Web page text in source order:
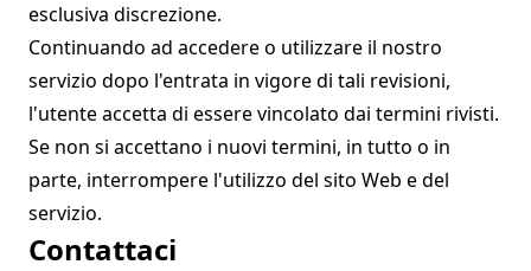
esclusiva discrezione.
Continuando ad accedere o utilizzare il nostro
servizio dopo l'entrata in vigore di tali revisioni,
l'utente accetta di essere vincolato dai termini rivisti.
Se non si accettano i nuovi termini, in tutto o in
parte, interrompere l'utilizzo del sito Web e del
servizio.
Contattaci